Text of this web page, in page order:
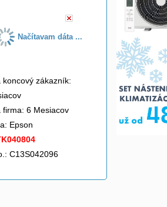
Načítavam dáta ...
koncový zákazník:
firma: 6 Mesiacov
Epson
C13S042096